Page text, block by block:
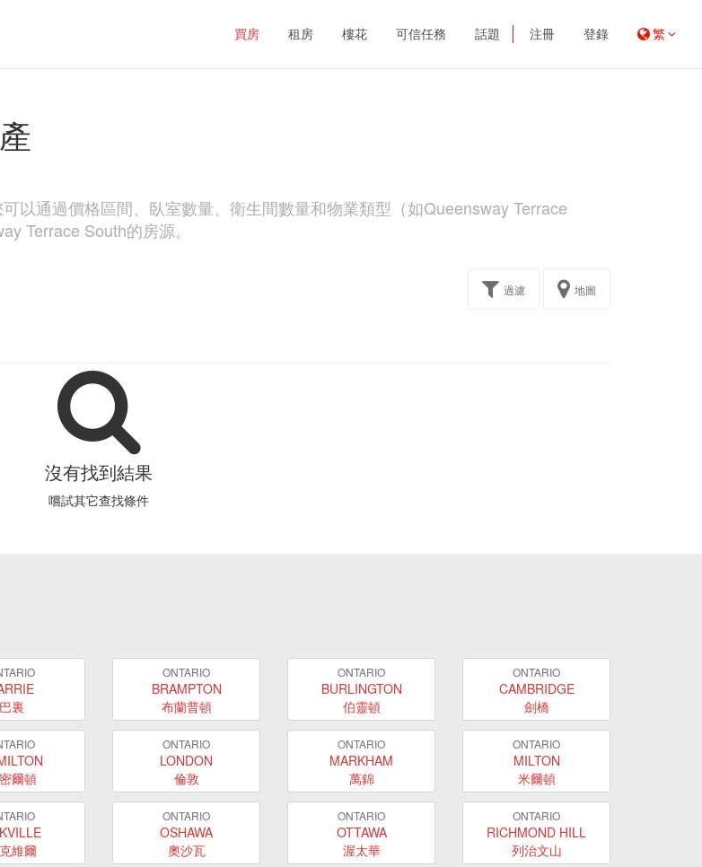
買房 租房 樓花 可信任務 話題 注冊 登錄 繁
以通過價格區間、臥室數量、衛生間數量和物業類型（如Queensway Terrace
Terrace South的房源。
過濾 地圖
沒有找到結果
嚐試其它查找條件
巴裏
ONTARIO
BRAMPTON
布蘭普頓
ONTARIO
BURLINGTON
伯靈頓
ONTARIO
CAMBRIDGE
劍橋
爾頓
ONTARIO
LONDON
倫敦
ONTARIO
MARKHAM
萬錦
ONTARIO
MILTON
米爾頓
維爾
ONTARIO
OSHAWA
奧沙瓦
ONTARIO
OTTAWA
渥太華
ONTARIO
RICHMOND HILL
列治文山